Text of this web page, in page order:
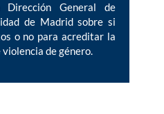
Dirección General de
de Madrid sobre si
o no para acreditar la
de género.